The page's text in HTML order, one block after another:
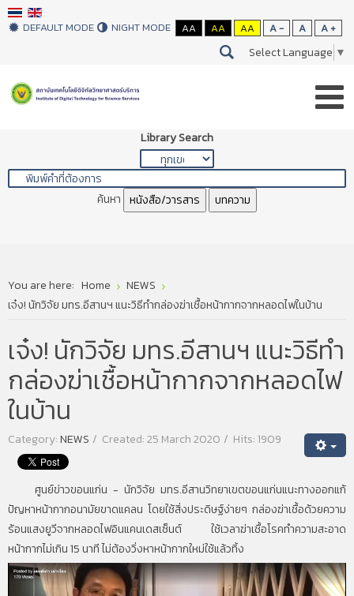
DEFAULT MODE NIGHT MODE AA AA AA A - A A +
Select Language ▼
Library Search
ค้นหา หนังสือ/วารสาร บทความ
You are here: Home
NEWS
เจ๋ง! นักวิจัย มทร.อีสานฯ แนะวิธีทำกล่องฆ่าเชื้อหน้ากากจากหลอดไฟในบ้าน
เจ๋ง! นักวิจัย มทร.อีสานฯ แนะวิธีทำ
กล่องฆ่าเชื้อหน้ากากจากหลอดไฟ
ในบ้าน
Category:NEWS Created: 25 March 2020 Hits: 1909
ศูนย์ข่าวขอนแก่น - นักวิจัย มทร.อีสานวิทยาเขตขอนแก่นแนะทางออกแก้
ปัญหาหน้ากากอนามัยขาดแคลน โดยใช้สิ่งประดิษฐ์ง่ายๆ กล่องฆ่าเชื้อด้วยความ
ร้อนแสงยูวีจากหลอดไฟอินแคนเดสเซ็นต์ ใช้เวลาฆ่าเชื้อโรคทำความสะอาด
หน้ากากไม่เกิน 15 นาที ไม่ต้องวิ่งหาหน้ากากใหม่ใช้แล้วทิ้ง